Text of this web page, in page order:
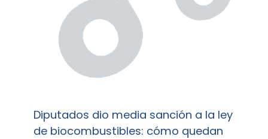
Diputados dio media sanción a la ley
de biocombustibles: cómo quedan